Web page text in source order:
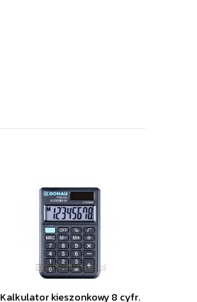
Kalkulator kieszonkowy 8 cyfr.